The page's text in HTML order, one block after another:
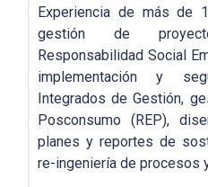
Experiencia de más de
gestión de
Responsabilidad Social
implementación y
Integrados de Gestión,
Posconsumo (REP),
planes y reportes de
re-ingeniería de procesos